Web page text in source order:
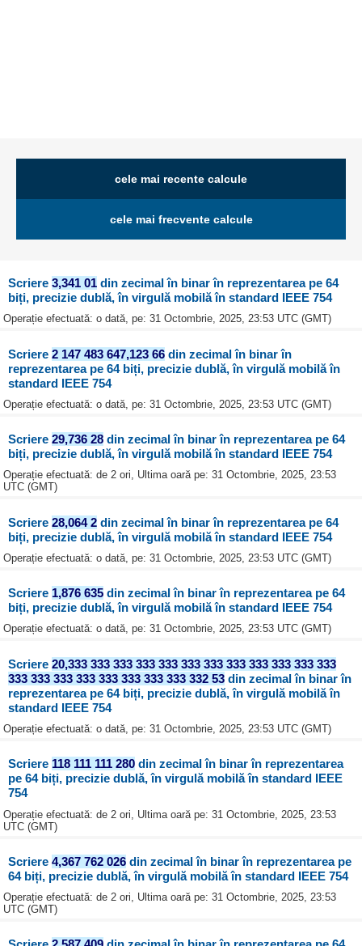
cele mai recente calcule
cele mai frecvente calcule
Scriere3,341 01 din zecimal în binar în reprezentarea pe 64
biți, precizie dublă, în virgulă mobilă în standard IEEE 754
Operație efectuată: o dată, pe: 31 Octombrie, 2025, 23:53 UTC (GMT)
Scriere2 147 483 647,123 66 din zecimal în binar în
reprezentarea pe 64 biți, precizie dublă, în virgulă mobilă în
standard IEEE 754
Operație efectuată: o dată, pe: 31 Octombrie, 2025, 23:53 UTC (GMT)
Scriere29,736 28 din zecimal în binar în reprezentarea pe 64
biți, precizie dublă, în virgulă mobilă în standard IEEE 754
Operație efectuată: de 2 ori, Ultima oară pe: 31 Octombrie, 2025, 23:53
UTC (GMT)
Scriere28,064 2 din zecimal în binar în reprezentarea pe 64
biți, precizie dublă, în virgulă mobilă în standard IEEE 754
Operație efectuată: o dată, pe: 31 Octombrie, 2025, 23:53 UTC (GMT)
Scriere 1,876 635 din zecimal în binar în reprezentarea pe 64
biți, precizie dublă, în virgulă mobilă în standard IEEE 754
Operație efectuată: o dată, pe: 31 Octombrie, 2025, 23:53 UTC (GMT)
Scriere20,333 333 333 333 333 333 333 333 333 333 333 333
333 333 333 333 333 333 333 333 332 53 din zecimal în binar în
reprezentarea pe 64 biți, precizie dublă, în virgulă mobilă în
standard IEEE 754
Operație efectuată: o dată, pe: 31 Octombrie, 2025, 23:53 UTC (GMT)
Scriere 118 111 111 280 din zecimal în binar în reprezentarea
pe 64 biți, precizie dublă, în virgulă mobilă în standard IEEE
754
Operație efectuată: de 2 ori, Ultima oară pe: 31 Octombrie, 2025, 23:53
UTC (GMT)
Scriere4,367 762 026 din zecimal în binar în reprezentarea pe
64 biți, precizie dublă, în virgulă mobilă în standard IEEE 754
Operație efectuată: de 2 ori, Ultima oară pe: 31 Octombrie, 2025, 23:53
UTC (GMT)